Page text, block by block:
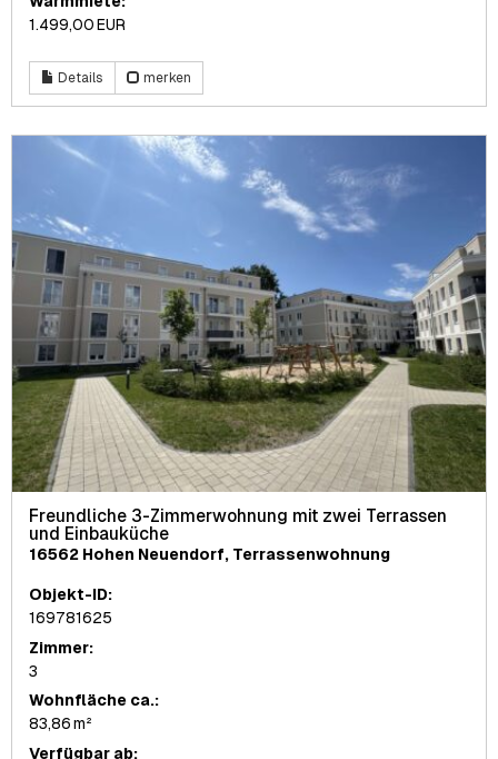
1.499,00 EUR
Details merken
Freundliche 3-Zimmerwohnung mit zwei Terrassen
und Einbauküche
16562 Hohen Neuendorf, Terrassenwohnung
Objekt-ID:
169781625
Zimmer:
3
Wohnfläche ca.:
83,86 m²
Verfügbar ab: